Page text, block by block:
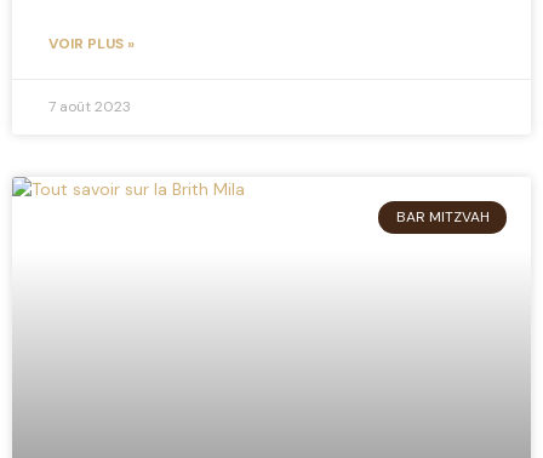
VOIR PLUS »
7 août 2023
BAR MITZVAH